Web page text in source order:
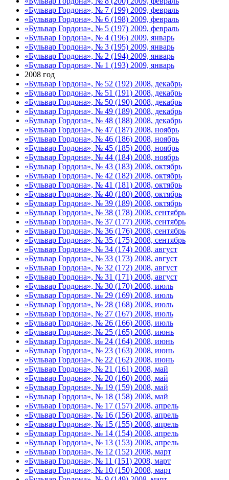
«Бульвар Гордона», № 7 (199) 2009, февраль
«Бульвар Гордона», № 6 (198) 2009, февраль
«Бульвар Гордона», № 5 (197) 2009, февраль
«Бульвар Гордона», № 4 (196) 2009, январь
«Бульвар Гордона», № 3 (195) 2009, январь
«Бульвар Гордона», № 2 (194) 2009, январь
«Бульвар Гордона», № 1 (193) 2009, январь
2008 год
«Бульвар Гордона», № 52 (192) 2008, декабрь
«Бульвар Гордона», № 51 (191) 2008, декабрь
«Бульвар Гордона», № 50 (190) 2008, декабрь
«Бульвар Гордона», № 49 (189) 2008, декабрь
«Бульвар Гордона», № 48 (188) 2008, декабрь
«Бульвар Гордона», № 47 (187) 2008, ноябрь
«Бульвар Гордона», № 46 (186) 2008, ноябрь
«Бульвар Гордона», № 45 (185) 2008, ноябрь
«Бульвар Гордона», № 44 (184) 2008, ноябрь
«Бульвар Гордона», № 43 (183) 2008, октябрь
«Бульвар Гордона», № 42 (182) 2008, октябрь
«Бульвар Гордона», № 41 (181) 2008, октябрь
«Бульвар Гордона», № 40 (180) 2008, октябрь
«Бульвар Гордона», № 39 (189) 2008, октябрь
«Бульвар Гордона», № 38 (178) 2008, сентябрь
«Бульвар Гордона», № 37 (177) 2008, сентябрь
«Бульвар Гордона», № 36 (176) 2008, сентябрь
«Бульвар Гордона», № 35 (175) 2008, сентябрь
«Бульвар Гордона», № 34 (174) 2008, август
«Бульвар Гордона», № 33 (173) 2008, август
«Бульвар Гордона», № 32 (172) 2008, август
«Бульвар Гордона», № 31 (171) 2008, август
«Бульвар Гордона», № 30 (170) 2008, июль
«Бульвар Гордона», № 29 (169) 2008, июль
«Бульвар Гордона», № 28 (168) 2008, июль
«Бульвар Гордона», № 27 (167) 2008, июль
«Бульвар Гордона», № 26 (166) 2008, июль
«Бульвар Гордона», № 25 (165) 2008, июнь
«Бульвар Гордона», № 24 (164) 2008, июнь
«Бульвар Гордона», № 23 (163) 2008, июнь
«Бульвар Гордона», № 22 (162) 2008, июнь
«Бульвар Гордона», № 21 (161) 2008, май
«Бульвар Гордона», № 20 (160) 2008, май
«Бульвар Гордона», № 19 (159) 2008, май
«Бульвар Гордона», № 18 (158) 2008, май
«Бульвар Гордона», № 17 (157) 2008, апрель
«Бульвар Гордона», № 16 (156) 2008, апрель
«Бульвар Гордона», № 15 (155) 2008, апрель
«Бульвар Гордона», № 14 (154) 2008, апрель
«Бульвар Гордона», № 13 (153) 2008, апрель
«Бульвар Гордона», № 12 (152) 2008, март
«Бульвар Гордона», № 11 (151) 2008, март
«Бульвар Гордона», № 10 (150) 2008, март